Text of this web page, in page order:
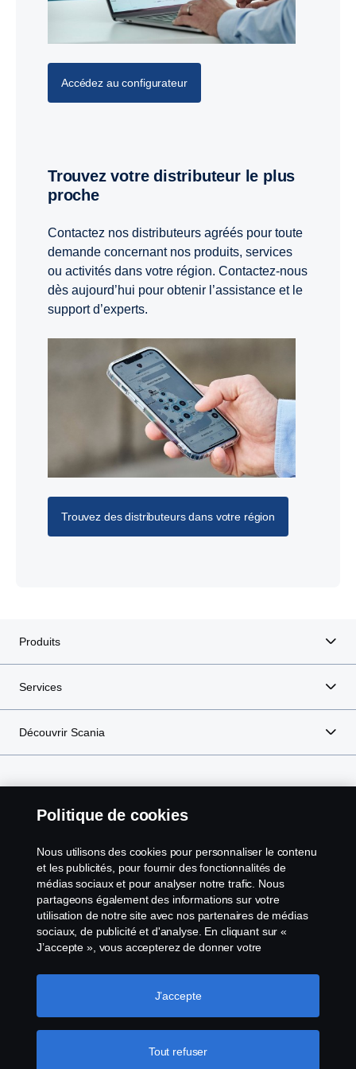
Accédez au configurateur
Trouvez votre distributeur le plus
proche
Contactez nos distributeurs agréés pour toute
demande concernant nos produits, services
ou activités dans votre région. Contactez-nous
dès aujourd’hui pour obtenir l’assistance et le
support d’experts.
Trouvez des distributeurs dans votre région
Produits
Services
Découvrir Scania
Avis juridique
Politique de confidentialité
Politique de cookies
Nous utilisons des cookies pour personnaliser le contenu
et les publicités, pour fournir des fonctionnalités de
médias sociaux et pour analyser notre trafic. Nous
partageons également des informations sur votre
utilisation de notre site avec nos partenaires de médias
sociaux, de publicité et d'analyse. En cliquant sur «
J’accepte », vous accepterez de donner votre
informations partagées. Vous pouvez également gérer
vos cookies en cliquant sur « Paramètres des cookies »
section cookies, que vous pouvez trouver en cliquant sur
Tout refuser
J’accepte